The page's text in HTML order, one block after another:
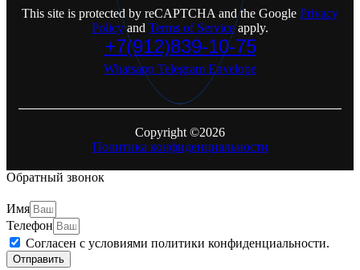
This site is protected by reCAPTCHA and the Google Privacy
Policyand Terms of Serviceapply.
+7(912)839-10-75
Whatsapp Telegram Envelope
Copyright ©2026
Политика конфиденциальности
Обратный звонок
Имя
Телефон
Согласен с условиями политики конфиденциальности.
Отправить